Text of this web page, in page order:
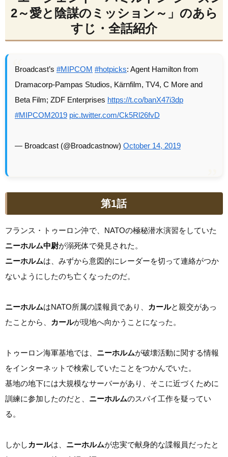
2～愛と陰謀のミッション～」のあら
すじ・全話紹介
Broadcast’s #MIPCOM #hotpicks: Agent Hamilton from
Dramacorp-Pampas Studios, Kärnfilm, TV4, C More and
Beta Film; ZDF Enterprises https://t.co/banX47i3dp
#MIPCOM2019 pic.twitter.com/Ck5Rl26fvD
— Broadcast (@Broadcastnow) October 14, 2019
第1話
フランス・トゥーロン沖で、NATOの極秘潜水演習をしていた
ニーホルム中尉が溺死体で発見された。
ニーホルムは、みずから意図的にレーダーを切って連絡がつか
ないようにしたのち亡くなったのだ。
ニーホルムはNATO所属の諜報員であり、 カールと親交があっ
たことから、
カールが現地へ向かうことになった。
トゥーロン海軍基地では、 ニーホルムが破壊活動に関する情報
をインターネットで検索していたことをつかんでいた。
基地の地下には大規模なサーバーがあり、そこに近づくために
訓練に参加したのだと、 ニーホルムのスパイ工作を疑ってい
る。
しかし カールは、 ニーホルムが忠実で献身的な諜報員だったと